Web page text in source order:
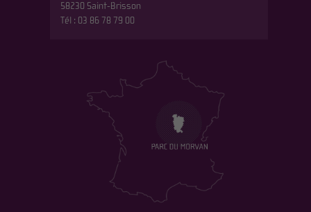
58230 Saint-Brisson
Tél : 03 86 78 79 00